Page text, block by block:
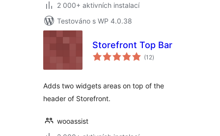
2 000+ aktivních instalací
Testováno s WP 4.0.38
Storefront Top Bar
(12celkové
hodnocení
)
Adds two widgets areas on top of the
header of Storefront.
wooassist